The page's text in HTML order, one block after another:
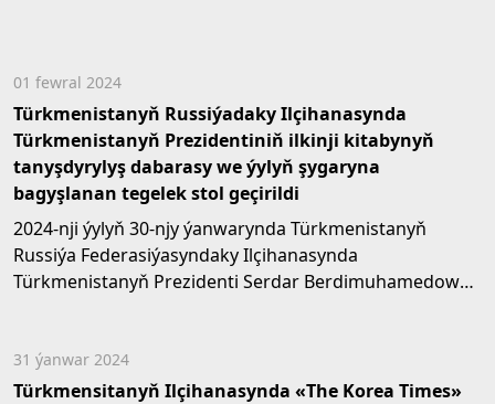
01 fewral 2024
Türkmenistanyň Russiýadaky Ilçihanasynda
Türkmenistanyň Prezidentiniň ilkinji kitabynyň
tanyşdyrylyş dabarasy we ýylyň şygaryna
bagyşlanan tegelek stol geçirildi
2024-nji ýylyň 30-njy ýanwarynda Türkmenistanyň
Russiýa Federasiýasyndaky Ilçihanasynda
Türkmenistanyň Prezidenti Serdar Berdimuhamedowyň
31 ýanwar 2024
Türkmensitanyň Ilçihanasynda «The Korea Times»